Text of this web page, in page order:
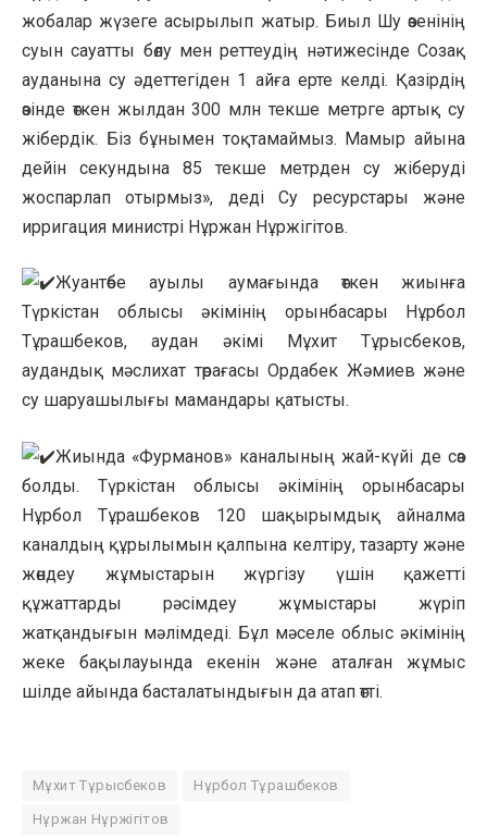
жобалар жүзеге асырылып жатыр. Биыл Шу өзенінің
суын сауатты бөлу мен реттеудің нәтижесінде Созақ
ауданына су әдеттегіден 1 айға ерте келді. Қазірдің
өзінде өткен жылдан 300 млн текше метрге артық су
жібердік. Біз бұнымен тоқтамаймыз. Мамыр айына
дейін секундына 85 текше метрден су жіберуді
жоспарлап отырмыз», деді Су ресурстары және
ирригация министрі Нұржан Нұржігітов.
Жуантөбе ауылы аумағында өткен жиынға
Түркістан облысы әкімінің орынбасары Нұрбол
Тұрашбеков, аудан әкімі Мұхит Тұрысбеков,
аудандық мәслихат төрағасы Ордабек Жәмиев және
су шаруашылығы мамандары қатысты.
Жиында «Фурманов» каналының жай-күйі де сөз
болды. Түркістан облысы әкімінің орынбасары
Нұрбол Тұрашбеков 120 шақырымдық айналма
каналдың құрылымын қалпына келтіру, тазарту және
жөндеу жұмыстарын жүргізу үшін қажетті
құжаттарды рәсімдеу жұмыстары жүріп
жатқандығын мәлімдеді. Бұл мәселе облыс әкімінің
жеке бақылауында екенін және аталған жұмыс
шілде айында басталатындығын да атап өтті.
Мұхит Тұрысбеков Нұрбол Тұрашбеков
Нұржан Нұржігітов